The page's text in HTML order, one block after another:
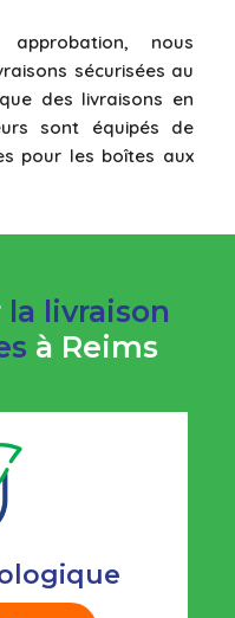
nous
sécurisées au
des livraisons en
sont équipés de
pour les boîtes aux
la livraison
à Reims